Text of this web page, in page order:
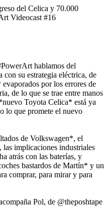
del Celica y 70.000
Videocast #16
hablamos del
su estrategia eléctrica, de
por los errores de
de lo que se trae entre manos
Toyota Celica* está ya
lo que promete el nuevo
de Volkswagen*, el
implicaciones industriales
atrás con las baterías, y
bastardos de Martín* y un
comprar, para mirar y para
Pol, de @theposhtape